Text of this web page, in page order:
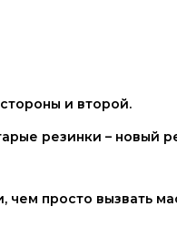
и второй.
резинки – новый
чем просто вызвать